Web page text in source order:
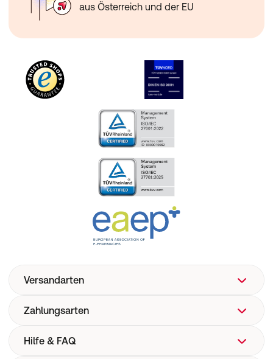
aus Österreich und der EU
Versandarten
Zahlungsarten
Hilfe & FAQ